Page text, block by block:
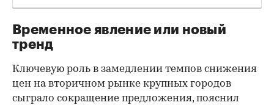
Временное явление или новый
тренд
Ключевую роль в замедлении темпов снижения
цен на вторичном рынке крупных городов
сыграло сокращение предложения, пояснил